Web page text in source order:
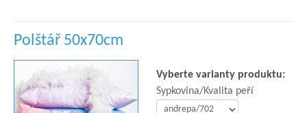
Polštář 50x70cm
Vyberte varianty produktu:
Sypkovina/Kvalita peří